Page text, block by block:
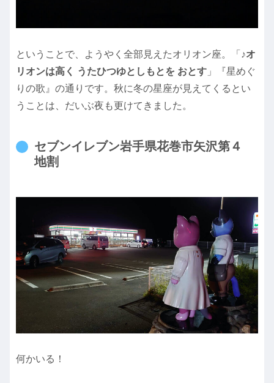
ということで、ようやく全部見えたオリオン座。「♪オ
リオンは高く うたひつゆとしもとを おとす 」『星めぐ
りの歌』の通りです。秋に冬の星座が見えてくるとい
うことは、だいぶ夜も更けてきました。
セブンイレブン岩手県花巻市矢沢第４
地割
何かいる！